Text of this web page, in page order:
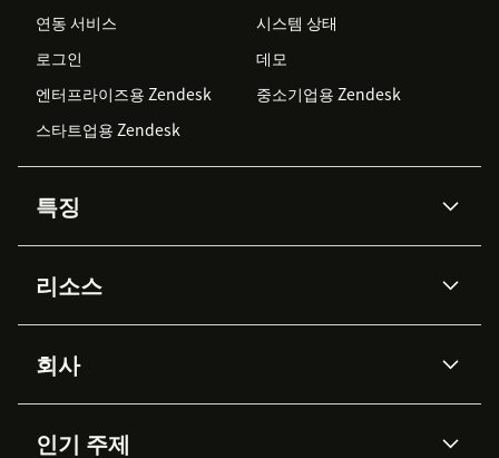
연동 서비스
시스템 상태
로그인
데모
엔터프라이즈용 Zendesk
중소기업용 Zendesk
스타트업용 Zendesk
특징
Zendesk AI
Advanced Data Privacy &
Protection
지식창고
리소스
API & 개발자
AI 리서치
이벤트 & 웨비나
고객 사례
회사
채용 정보
인기 주제